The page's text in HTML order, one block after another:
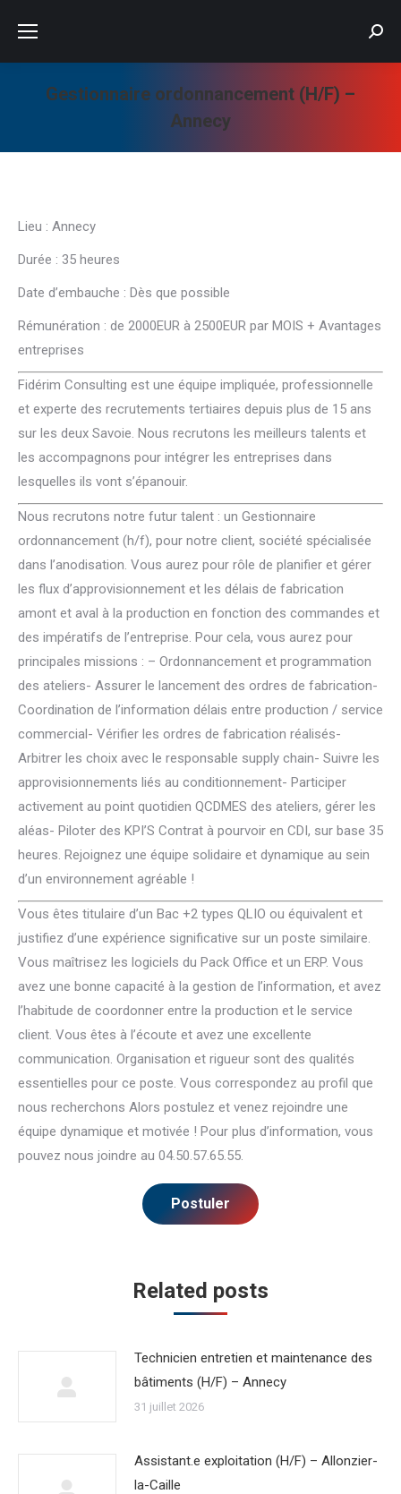
Gestionnaire ordonnancement (H/F) –
Annecy
Lieu : Annecy
Durée : 35 heures
Date d’embauche : Dès que possible
Rémunération : de 2000EUR à 2500EUR par MOIS + Avantages
entreprises
Fidérim Consulting est une équipe impliquée, professionnelle
et experte des recrutements tertiaires depuis plus de 15 ans
sur les deux Savoie. Nous recrutons les meilleurs talents et
les accompagnons pour intégrer les entreprises dans
lesquelles ils vont s’épanouir.
Nous recrutons notre futur talent : un Gestionnaire
ordonnancement (h/f), pour notre client, société spécialisée
dans l’anodisation. Vous aurez pour rôle de planifier et gérer
les flux d’approvisionnement et les délais de fabrication
amont et aval à la production en fonction des commandes et
des impératifs de l’entreprise. Pour cela, vous aurez pour
principales missions : – Ordonnancement et programmation
des ateliers- Assurer le lancement des ordres de fabrication-
Coordination de l’information délais entre production / service
commercial- Vérifier les ordres de fabrication réalisés-
Arbitrer les choix avec le responsable supply chain- Suivre les
approvisionnements liés au conditionnement- Participer
activement au point quotidien QCDMES des ateliers, gérer les
aléas- Piloter des KPI’S Contrat à pourvoir en CDI, sur base 35
heures. Rejoignez une équipe solidaire et dynamique au sein
d’un environnement agréable !
Vous êtes titulaire d’un Bac +2 types QLIO ou équivalent et
justifiez d’une expérience significative sur un poste similaire.
Vous maîtrisez les logiciels du Pack Office et un ERP. Vous
avez une bonne capacité à la gestion de l’information, et avez
l’habitude de coordonner entre la production et le service
client. Vous êtes à l’écoute et avez une excellente
communication. Organisation et rigueur sont des qualités
essentielles pour ce poste. Vous correspondez au profil que
nous recherchons Alors postulez et venez rejoindre une
équipe dynamique et motivée ! Pour plus d’information, vous
pouvez nous joindre au 04.50.57.65.55.
Related posts
Technicien entretien et maintenance des
bâtiments (H/F) – Annecy
31 juillet 2026
Assistant.e exploitation (H/F) – Allonzier-
la-Caille